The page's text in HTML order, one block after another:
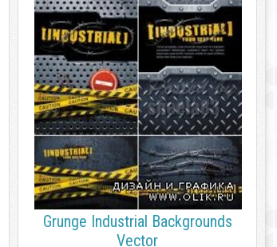
Grunge Industrial Backgrounds
Vector